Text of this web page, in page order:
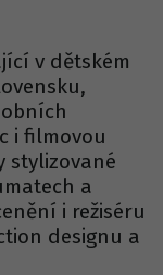
v dětském
i filmovou
stylizované
a
i režiséru
designu a